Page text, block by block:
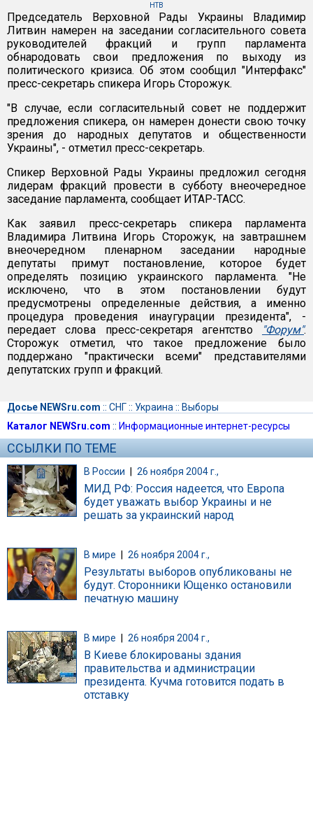
НТВ
Председатель Верховной Рады Украины Владимир
Литвин намерен на заседании согласительного совета
руководителей фракций и групп парламента
обнародовать свои предложения по выходу из
политического кризиса. Об этом сообщил "Интерфакс"
пресс-секретарь спикера Игорь Сторожук.
"В случае, если согласительный совет не поддержит
предложения спикера, он намерен донести свою точку
зрения до народных депутатов и общественности
Украины", - отметил пресс-секретарь.
Спикер Верховной Рады Украины предложил сегодня
лидерам фракций провести в субботу внеочередное
заседание парламента, сообщает ИТАР-ТАСС.
Как заявил пресс-секретарь спикера парламента
Владимира Литвина Игорь Сторожук, на завтрашнем
внеочередном пленарном заседании народные
депутаты примут постановление, которое будет
определять позицию украинского парламента. "Не
исключено, что в этом постановлении будут
предусмотрены определенные действия, а именно
процедура проведения инаугурации президента", -
передает слова пресс-секретаря агентство
"Форум".
Сторожук отметил, что такое предложение было
поддержано "практически всеми" представителями
депутатских групп и фракций.
Досье NEWSru.com :: СНГ:: Украина :: Выборы
Каталог NEWSru.com :: Информационные интернет-ресурсы
ССЫЛКИ ПО ТЕМЕ
В России | 26 ноября 2004 г.,
МИД РФ: Россия надеется, что Европа
будет уважать выбор Украины и не
решать за украинский народ
В мире 26 ноября 2004 г.,
Результаты выборов опубликованы не
будут. Сторонники Ющенко остановили
печатную машину
В мире 26 ноября 2004 г.,
В Киеве блокированы здания
правительства и администрации
президента. Кучма готовится подать в
отставку